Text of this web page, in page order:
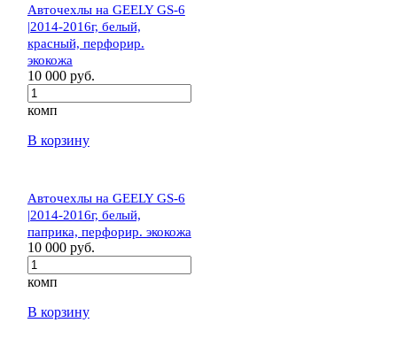
Авточехлы на GEELY GS-6
|2014-2016г, белый,
красный, перфорир.
экокожа
10 000 руб.
комп
В корзину
Авточехлы на GEELY GS-6
|2014-2016г, белый,
паприка, перфорир. экокожа
10 000 руб.
комп
В корзину